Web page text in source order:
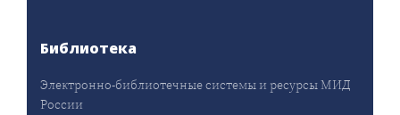
Библиотека
Электронно-библиотечные системы и ресурсы МИД
России